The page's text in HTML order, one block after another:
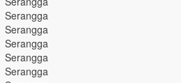
Serangga
Serangga
Serangga
Serangga
Serangga